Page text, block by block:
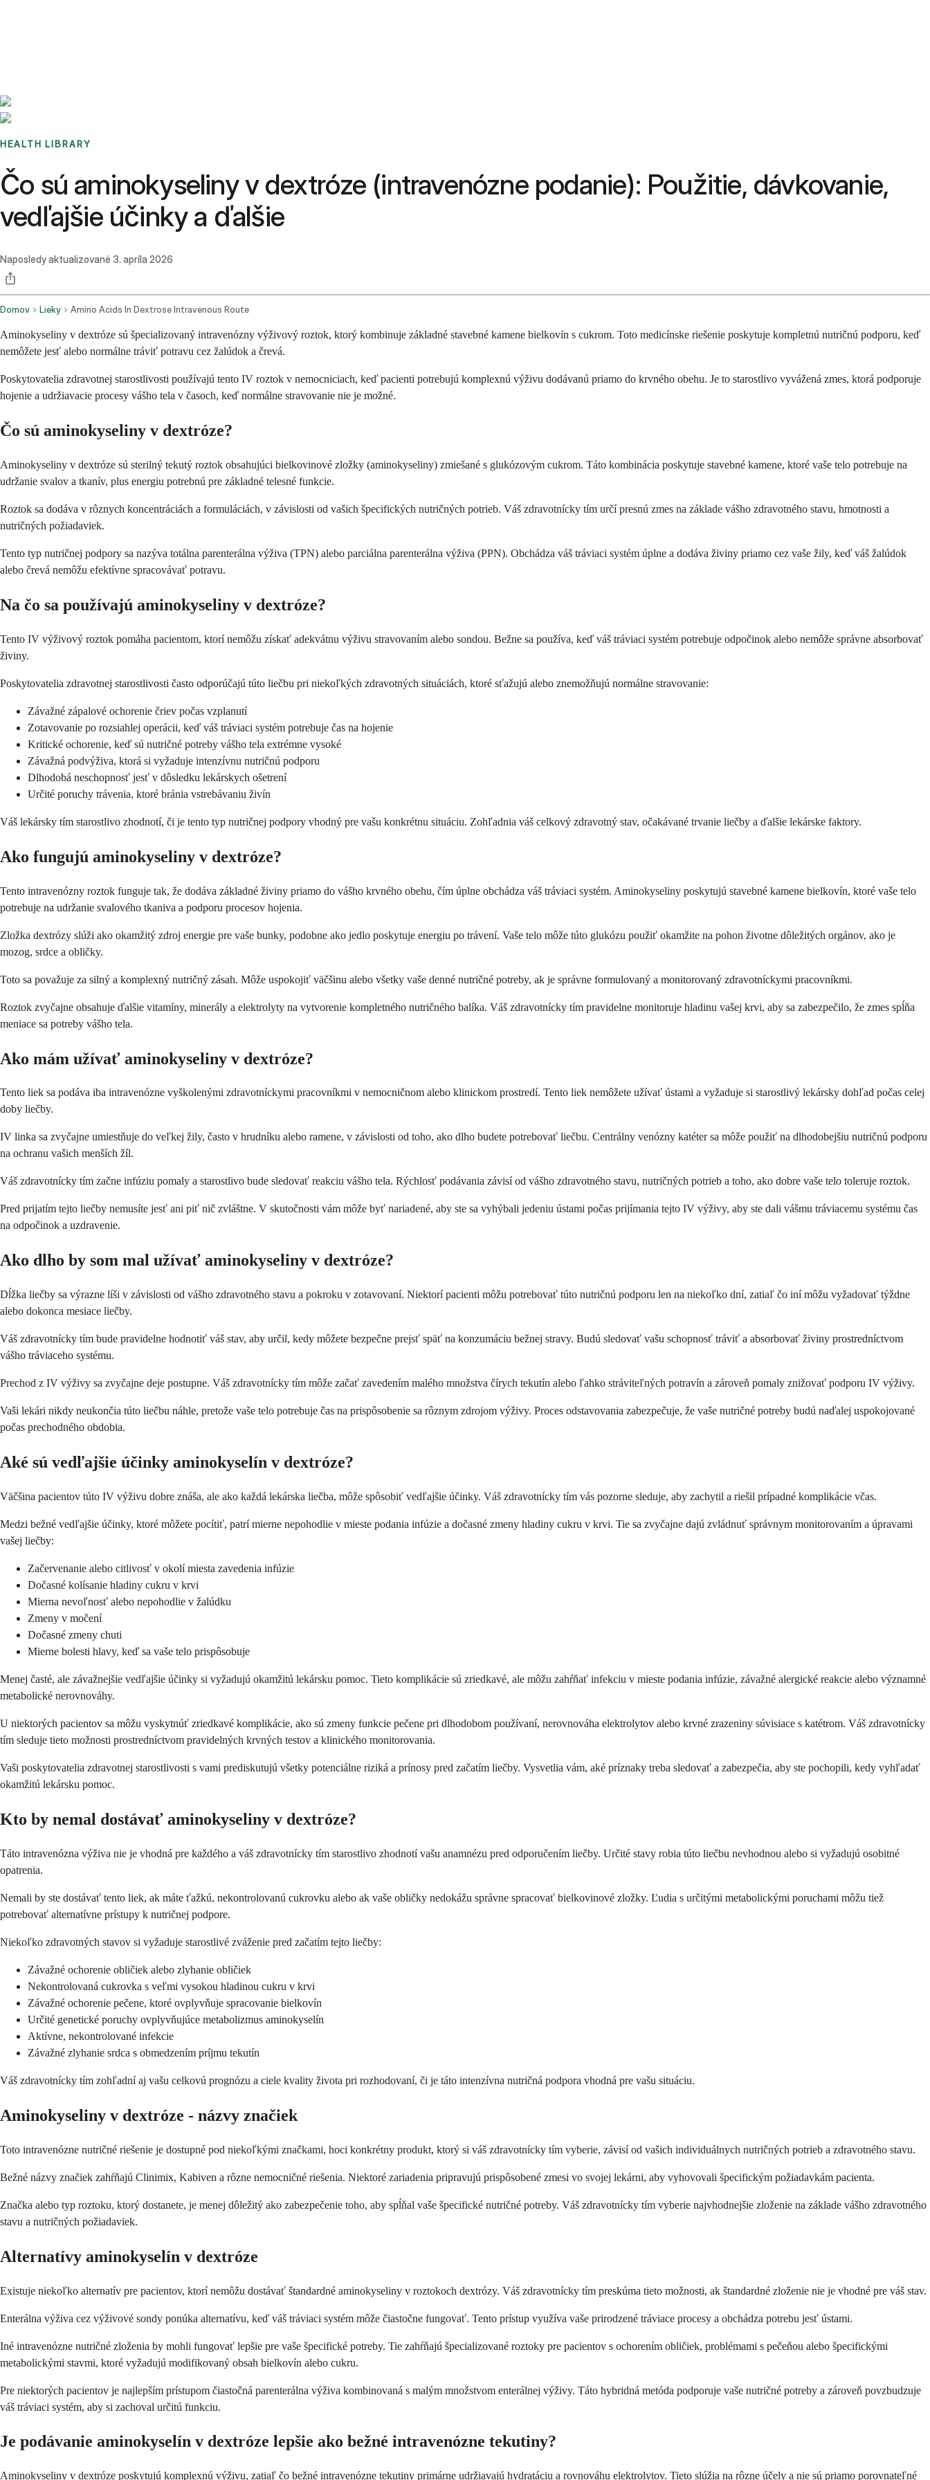
HEALTH LIBRARY
Čo sú aminokyseliny v dextróze (intravenózne podanie): Použitie, dávkovanie,
vedľajšie účinky a ďalšie
Naposledy aktualizované 3. apríla 2026
Domov Lieky Amino Acids In Dextrose Intravenous Route
Aminokyseliny v dextróze sú špecializovaný intravenózny výživový roztok, ktorý kombinuje základné stavebné kamene bielkovín s cukrom. Toto medicínske riešenie poskytuje kompletnú nutričnú podporu, keď
nemôžete jesť alebo normálne tráviť potravu cez žalúdok a črevá.
Poskytovatelia zdravotnej starostlivosti používajú tento IV roztok v nemocniciach, keď pacienti potrebujú komplexnú výživu dodávanú priamo do krvného obehu. Je to starostlivo vyvážená zmes, ktorá podporuje
hojenie a udržiavacie procesy vášho tela v časoch, keď normálne stravovanie nie je možné.
Čo sú aminokyseliny v dextróze?
Aminokyseliny v dextróze sú sterilný tekutý roztok obsahujúci bielkovinové zložky (aminokyseliny) zmiešané s glukózovým cukrom. Táto kombinácia poskytuje stavebné kamene, ktoré vaše telo potrebuje na
udržanie svalov a tkanív, plus energiu potrebnú pre základné telesné funkcie.
Roztok sa dodáva v rôznych koncentráciách a formuláciách, v závislosti od vašich špecifických nutričných potrieb. Váš zdravotnícky tím určí presnú zmes na základe vášho zdravotného stavu, hmotnosti a
nutričných požiadaviek.
Tento typ nutričnej podpory sa nazýva totálna parenterálna výživa (TPN) alebo parciálna parenterálna výživa (PPN). Obchádza váš tráviaci systém úplne a dodáva živiny priamo cez vaše žily, keď váš žalúdok
alebo črevá nemôžu efektívne spracovávať potravu.
Na čo sa používajú aminokyseliny v dextróze?
Tento IV výživový roztok pomáha pacientom, ktorí nemôžu získať adekvátnu výživu stravovaním alebo sondou. Bežne sa používa, keď váš tráviaci systém potrebuje odpočinok alebo nemôže správne absorbovať
živiny.
Poskytovatelia zdravotnej starostlivosti často odporúčajú túto liečbu pri niekoľkých zdravotných situáciách, ktoré sťažujú alebo znemožňujú normálne stravovanie:
Závažné zápalové ochorenie čriev počas vzplanutí
Zotavovanie po rozsiahlej operácii, keď váš tráviaci systém potrebuje čas na hojenie
Kritické ochorenie, keď sú nutričné ​​potreby vášho tela extrémne vysoké
Závažná podvýživa, ktorá si vyžaduje intenzívnu nutričnú podporu
Dlhodobá neschopnosť jesť v dôsledku lekárskych ošetrení
Určité poruchy trávenia, ktoré bránia vstrebávaniu živín
Váš lekársky tím starostlivo zhodnotí, či je tento typ nutričnej podpory vhodný pre vašu konkrétnu situáciu. Zohľadnia váš celkový zdravotný stav, očakávané trvanie liečby a ďalšie lekárske faktory.
Ako fungujú aminokyseliny v dextróze?
Tento intravenózny roztok funguje tak, že dodáva základné živiny priamo do vášho krvného obehu, čím úplne obchádza váš tráviaci systém. Aminokyseliny poskytujú stavebné kamene bielkovín, ktoré vaše telo
potrebuje na udržanie svalového tkaniva a podporu procesov hojenia.
Zložka dextrózy slúži ako okamžitý zdroj energie pre vaše bunky, podobne ako jedlo poskytuje energiu po trávení. Vaše telo môže túto glukózu použiť okamžite na pohon životne dôležitých orgánov, ako je
mozog, srdce a obličky.
Toto sa považuje za silný a komplexný nutričný zásah. Môže uspokojiť väčšinu alebo všetky vaše denné nutričné ​​potreby, ak je správne formulovaný a monitorovaný zdravotníckymi pracovníkmi.
Roztok zvyčajne obsahuje ďalšie vitamíny, minerály a elektrolyty na vytvorenie kompletného nutričného balíka. Váš zdravotnícky tím pravidelne monitoruje hladinu vašej krvi, aby sa zabezpečilo, že zmes spĺňa
meniace sa potreby vášho tela.
Ako mám užívať aminokyseliny v dextróze?
Tento liek sa podáva iba intravenózne vyškolenými zdravotníckymi pracovníkmi v nemocničnom alebo klinickom prostredí. Tento liek nemôžete užívať ústami a vyžaduje si starostlivý lekársky dohľad počas celej
doby liečby.
IV linka sa zvyčajne umiestňuje do veľkej žily, často v hrudníku alebo ramene, v závislosti od toho, ako dlho budete potrebovať liečbu. Centrálny venózny katéter sa môže použiť na dlhodobejšiu nutričnú podporu
na ochranu vašich menších žíl.
Váš zdravotnícky tím začne infúziu pomaly a starostlivo bude sledovať reakciu vášho tela. Rýchlosť podávania závisí od vášho zdravotného stavu, nutričných potrieb a toho, ako dobre vaše telo toleruje roztok.
Pred prijatím tejto liečby nemusíte jesť ani piť nič zvláštne. V skutočnosti vám môže byť nariadené, aby ste sa vyhýbali jedeniu ústami počas prijímania tejto IV výživy, aby ste dali vášmu tráviacemu systému čas
na odpočinok a uzdravenie.
Ako dlho by som mal užívať aminokyseliny v dextróze?
Dĺžka liečby sa výrazne líši v závislosti od vášho zdravotného stavu a pokroku v zotavovaní. Niektorí pacienti môžu potrebovať túto nutričnú podporu len na niekoľko dní, zatiaľ čo iní môžu vyžadovať týždne
alebo dokonca mesiace liečby.
Váš zdravotnícky tím bude pravidelne hodnotiť váš stav, aby určil, kedy môžete bezpečne prejsť späť na konzumáciu bežnej stravy. Budú sledovať vašu schopnosť tráviť a absorbovať živiny prostredníctvom
vášho tráviaceho systému.
Prechod z IV výživy sa zvyčajne deje postupne. Váš zdravotnícky tím môže začať zavedením malého množstva čírych tekutín alebo ľahko stráviteľných potravín a zároveň pomaly znižovať podporu IV výživy.
Vaši lekári nikdy neukončia túto liečbu náhle, pretože vaše telo potrebuje čas na prispôsobenie sa rôznym zdrojom výživy. Proces odstavovania zabezpečuje, že vaše nutričné potreby budú naďalej uspokojované
počas prechodného obdobia.
Aké sú vedľajšie účinky aminokyselín v dextróze?
Väčšina pacientov túto IV výživu dobre znáša, ale ako každá lekárska liečba, môže spôsobiť vedľajšie účinky. Váš zdravotnícky tím vás pozorne sleduje, aby zachytil a riešil prípadné komplikácie včas.
Medzi bežné vedľajšie účinky, ktoré môžete pocítiť, patrí mierne nepohodlie v mieste podania infúzie a dočasné zmeny hladiny cukru v krvi. Tie sa zvyčajne dajú zvládnuť správnym monitorovaním a úpravami
vašej liečby:
Začervenanie alebo citlivosť v okolí miesta zavedenia infúzie
Dočasné kolísanie hladiny cukru v krvi
Mierna nevoľnosť alebo nepohodlie v žalúdku
Zmeny v močení
Dočasné zmeny chuti
Mierne bolesti hlavy, keď sa vaše telo prispôsobuje
Menej časté, ale závažnejšie vedľajšie účinky si vyžadujú okamžitú lekársku pomoc. Tieto komplikácie sú zriedkavé, ale môžu zahŕňať infekciu v mieste podania infúzie, závažné alergické reakcie alebo významné
metabolické nerovnováhy.
U niektorých pacientov sa môžu vyskytnúť zriedkavé komplikácie, ako sú zmeny funkcie pečene pri dlhodobom používaní, nerovnováha elektrolytov alebo krvné zrazeniny súvisiace s katétrom. Váš zdravotnícky
tím sleduje tieto možnosti prostredníctvom pravidelných krvných testov a klinického monitorovania.
Vaši poskytovatelia zdravotnej starostlivosti s vami prediskutujú všetky potenciálne riziká a prínosy pred začatím liečby. Vysvetlia vám, aké príznaky treba sledovať a zabezpečia, aby ste pochopili, kedy vyhľadať
okamžitú lekársku pomoc.
Kto by nemal dostávať aminokyseliny v dextróze?
Táto intravenózna výživa nie je vhodná pre každého a váš zdravotnícky tím starostlivo zhodnotí vašu anamnézu pred odporučením liečby. Určité stavy robia túto liečbu nevhodnou alebo si vyžadujú osobitné
opatrenia.
Nemali by ste dostávať tento liek, ak máte ťažkú, nekontrolovanú cukrovku alebo ak vaše obličky nedokážu správne spracovať bielkovinové zložky. Ľudia s určitými metabolickými poruchami môžu tiež
potrebovať alternatívne prístupy k nutričnej podpore.
Niekoľko zdravotných stavov si vyžaduje starostlivé zváženie pred začatím tejto liečby:
Závažné ochorenie obličiek alebo zlyhanie obličiek
Nekontrolovaná cukrovka s veľmi vysokou hladinou cukru v krvi
Závažné ochorenie pečene, ktoré ovplyvňuje spracovanie bielkovín
Určité genetické poruchy ovplyvňujúce metabolizmus aminokyselín
Aktívne, nekontrolované infekcie
Závažné zlyhanie srdca s obmedzením príjmu tekutín
Váš zdravotnícky tím zohľadní aj vašu celkovú prognózu a ciele kvality života pri rozhodovaní, či je táto intenzívna nutričná podpora vhodná pre vašu situáciu.
Aminokyseliny v dextróze - názvy značiek
Toto intravenózne nutričné ​​riešenie je dostupné pod niekoľkými značkami, hoci konkrétny produkt, ktorý si váš zdravotnícky tím vyberie, závisí od vašich individuálnych nutričných potrieb a zdravotného stavu.
Bežné názvy značiek zahŕňajú Clinimix, Kabiven a rôzne nemocničné riešenia. Niektoré zariadenia pripravujú prispôsobené zmesi vo svojej lekárni, aby vyhovovali špecifickým požiadavkám pacienta.
Značka alebo typ roztoku, ktorý dostanete, je menej dôležitý ako zabezpečenie toho, aby spĺňal vaše špecifické nutričné ​​potreby. Váš zdravotnícky tím vyberie najvhodnejšie zloženie na základe vášho zdravotného
stavu a nutričných požiadaviek.
Alternatívy aminokyselín v dextróze
Existuje niekoľko alternatív pre pacientov, ktorí nemôžu dostávať štandardné aminokyseliny v roztokoch dextrózy. Váš zdravotnícky tím preskúma tieto možnosti, ak štandardné zloženie nie je vhodné pre váš stav.
Enterálna výživa cez výživové sondy ponúka alternatívu, keď váš tráviaci systém môže čiastočne fungovať. Tento prístup využíva vaše prirodzené tráviace procesy a obchádza potrebu jesť ústami.
Iné intravenózne nutričné ​​zloženia by mohli fungovať lepšie pre vaše špecifické potreby. Tie zahŕňajú špecializované roztoky pre pacientov s ochorením obličiek, problémami s pečeňou alebo špecifickými
metabolickými stavmi, ktoré vyžadujú modifikovaný obsah bielkovín alebo cukru.
Pre niektorých pacientov je najlepším prístupom čiastočná parenterálna výživa kombinovaná s malým množstvom enterálnej výživy. Táto hybridná metóda podporuje vaše nutričné potreby a zároveň povzbudzuje
váš tráviaci systém, aby si zachoval určitú funkciu.
Je podávanie aminokyselín v dextróze lepšie ako bežné intravenózne tekutiny?
Aminokyseliny v dextróze poskytujú komplexnú výživu, zatiaľ čo bežné intravenózne tekutiny primárne udržiavajú hydratáciu a rovnováhu elektrolytov. Tieto slúžia na rôzne účely a nie sú priamo porovnateľné